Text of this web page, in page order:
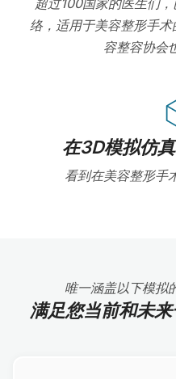
络，适用于美容整形手
容整容协会
在3D模拟仿
看到在美容整形手
唯一涵盖以下模拟
满足您当前和未